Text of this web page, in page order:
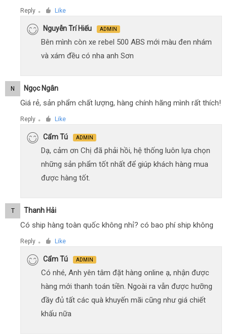
Reply ● Like
Nguyễn Trí Hiếu ADMIN
Bên mình còn xe rebel 500 ABS mới màu đen nhám
và xám đều có nha anh Sơn
N Ngọc Ngân
Giá rẻ, sản phẩm chất lượng, hàng chính hãng mình rất thích!
Reply ● Like
Cẩm Tú ADMIN
Dạ, cảm ơn Chị đã phải hồi, hệ thống luôn lựa chọn
những sản phẩm tốt nhất để giúp khách hàng mua
được hàng tốt.
T Thanh Hải
Có ship hàng toàn quốc không nhỉ? có bao phí ship không
Reply ● Like
Cẩm Tú ADMIN
Có nhé, Anh yên tâm đặt hàng online ạ, nhận được
hàng mới thanh toán tiền. Ngoài ra vẫn được hưỡng
đầy đủ tất các quà khuyến mãi cũng như giá chiết
khấu nữa